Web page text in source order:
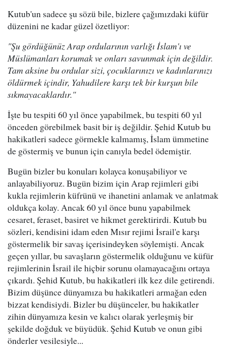
Kutub'un sadece şu sözü bile, bizlere çağımızdaki küfür
düzenini ne kadar güzel özetliyor:
"Şu gördüğünüz Arap ordularının varlığı İslam'ı ve
Müslümanları korumak ve onları savunmak için değildir.
Tam aksine bu ordular sizi, çocuklarınızı ve kadınlarınızı
öldürmek içindir, Yahudilere karşı tek bir kurşun bile
sıkmayacaklardır."
İşte bu tespiti 60 yıl önce yapabilmek, bu tespiti 60 yıl
önceden görebilmek basit bir iş değildir. Şehid Kutub bu
hakikatleri sadece görmekle kalmamış, İslam ümmetine
de göstermiş ve bunun için canıyla bedel ödemiştir.
Bugün bizler bu konuları kolayca konuşabiliyor ve
anlayabiliyoruz. Bugün bizim için Arap rejimleri gibi
kukla rejimlerin küfrünü ve ihanetini anlamak ve anlatmak
oldukça kolay. Ancak 60 yıl önce bunu yapabilmek
cesaret, feraset, basiret ve hikmet gerektirirdi. Kutub bu
sözleri, kendisini idam eden Mısır rejimi İsrail'e karşı
göstermelik bir savaş içerisindeyken söylemişti. Ancak
geçen yıllar, bu savaşların göstermelik olduğunu ve küfür
rejimlerinin İsrail ile hiçbir sorunu olamayacağını ortaya
çıkardı. Şehid Kutub, bu hakikatleri ilk kez dile getirendi.
Bizim düşünce dünyamıza bu hakikatleri armağan eden
bizzat kendisiydi. Bizler bu düşünceler, bu hakikatler
zihin dünyamıza kesin ve kalıcı olarak yerleşmiş bir
şekilde doğduk ve büyüdük. Şehid Kutub ve onun gibi
önderler vesilesiyle...